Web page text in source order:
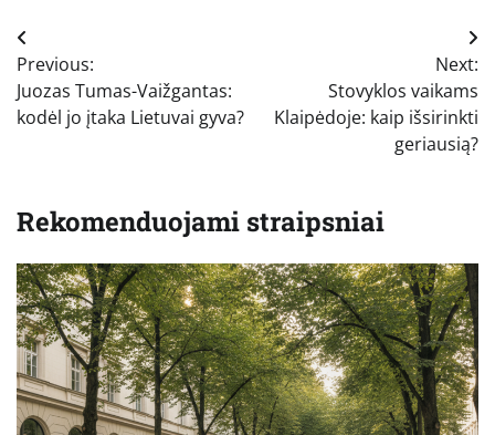
Navigacija
tarp
įrašų
Previous:
Juozas Tumas-Vaižgantas:
kodėl jo įtaka Lietuvai gyva?
Next:
Stovyklos vaikams
Klaipėdoje: kaip išsirinkti
geriausią?
Rekomenduojami straipsniai